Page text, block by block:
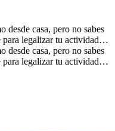
desde casa, pero no sabes
para legalizar tu actividad…
desde casa, pero no sabes
para legalizar tu actividad…